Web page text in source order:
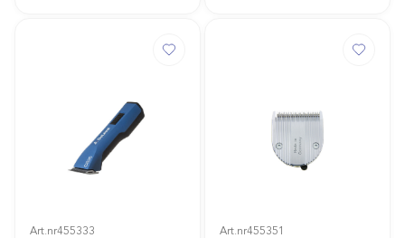
Art.nr455333 Art.nr455351